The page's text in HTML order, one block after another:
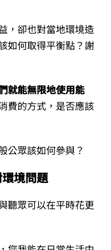
，卻也對當地環境造
如何取得平衡點？謝
就能無限地使用能
費的方式，是否應該
公眾該如何參與？
境問題
聽眾可以在平時花更